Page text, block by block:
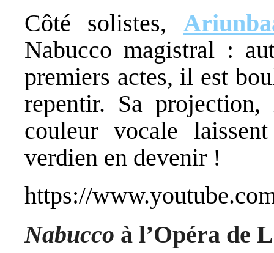
Côté solistes,
Nabucco magistral :
premiers actes, il est
repentir. Sa projection,
couleur vocale
verdien en devenir !
https://
Nabucco à l’Opéra de